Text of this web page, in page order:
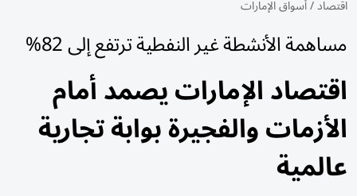
اقتصاد/أسواق الإمارات
مساهمة الأنشطة غير النفطية ترتفع إلى 82%
اقتصاد الإمارات يصمد أمام
الأزمات والفجيرة بوابة تجارية
عالمية